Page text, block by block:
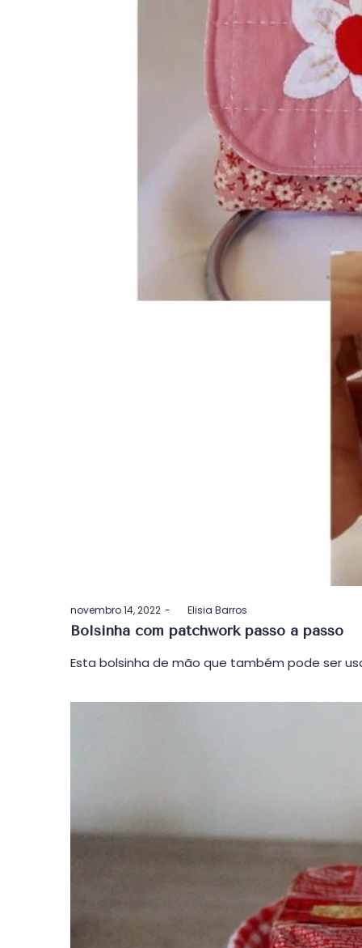
Postado
em
novembro 14, 2022 byElisia Barros
Bolsinha com patchwork passo a passo
Esta bolsinha de mão que também pode ser